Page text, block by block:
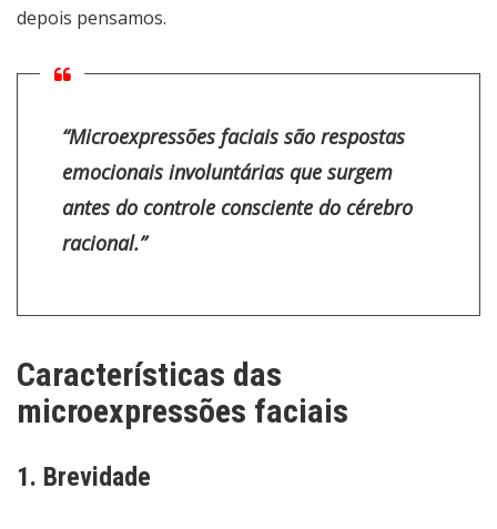
depois pensamos.
“Microexpressões faciais são respostas
emocionais involuntárias que surgem
antes do controle consciente do cérebro
racional.”
Características das
microexpressões faciais
1. Brevidade